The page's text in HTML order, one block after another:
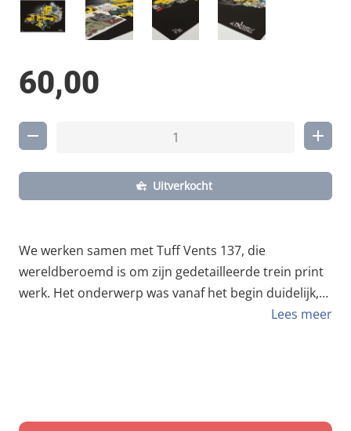
60,00
Uitverkocht
We werken samen met Tuff Vents 137, die
wereldberoemd is om zijn gedetailleerde trein print
werk. Het onderwerp was vanaf het begin duidelijk,
ongelooflijk gedetailleerde ontwerp werd Giclee
Lees meer